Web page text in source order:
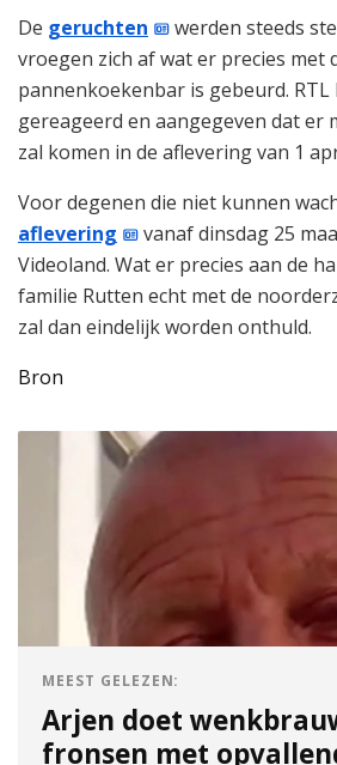
De geruchten
werden steeds
vroegen zich af wat er precies met
pannenkoekenbar is gebeurd.
gereageerd en aangegeven dat er
zal komen in de aflevering van 1
Voor degenen die niet kunnen
aflevering
vanaf dinsdag 25
Videoland. Wat er precies aan de
familie Rutten echt met de
zal dan eindelijk worden onthuld.
Bron
MEEST GELEZEN:
Arjen doet
fronsen met